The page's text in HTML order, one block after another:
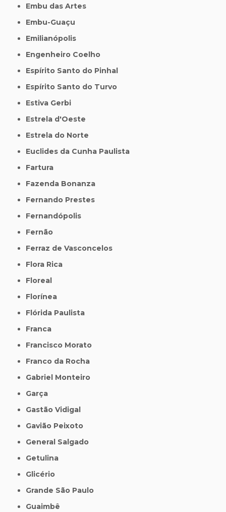
Embu das Artes
Embu-Guaçu
Emilianópolis
Engenheiro Coelho
Espírito Santo do Pinhal
Espírito Santo do Turvo
Estiva Gerbi
Estrela d'Oeste
Estrela do Norte
Euclides da Cunha Paulista
Fartura
Fazenda Bonanza
Fernando Prestes
Fernandópolis
Fernão
Ferraz de Vasconcelos
Flora Rica
Floreal
Florínea
Flórida Paulista
Franca
Francisco Morato
Franco da Rocha
Gabriel Monteiro
Garça
Gastão Vidigal
Gavião Peixoto
General Salgado
Getulina
Glicério
Grande São Paulo
Guaimbê